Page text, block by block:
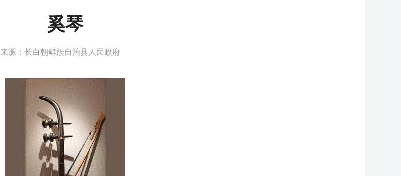
奚琴
来源：长白朝鲜族自治县人民政府